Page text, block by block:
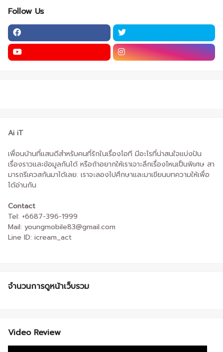
Follow Us
Ai iT
เพื่อนบ้านที่แสนดีสำหรับคนที่รักในเรื่องไอที มีอะไรที่น่าสนใจแบ่งปัน
เรื่องราวและข้อมูลกันได้ หรือถ้าอยากให้เราเจาะลึกเรื่องไหนเป็นพิเศษ สา
มารถรีเควสกันมาได้เลย. เราจะลองไปศึกษาและมาเขียนบทความให้เพื่อ
ได้อ่านกัน
Contact
Tel: +6687-396-1999
Mail: youngmobile83@gmail.com
Line ID: icream_act
จำนวนการดูหน้าเว็บรวม
Video Review